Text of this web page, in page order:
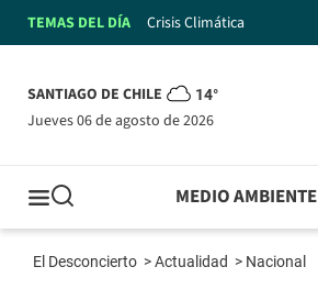
TEMAS DEL DÍA Crisis Climática
SANTIAGO DE CHILE 14°
jueves 06 de agosto de 2026
MEDIO AMBIENTE
El Desconcierto >Actualidad > Nacional